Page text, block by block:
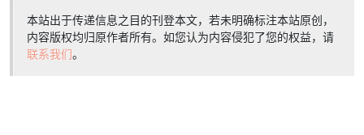
本站出于传递信息之目的刊登本文，若未明确标注本站原创，
内容版权均归原作者所有。如您认为内容侵犯了您的权益，请
联系我们。